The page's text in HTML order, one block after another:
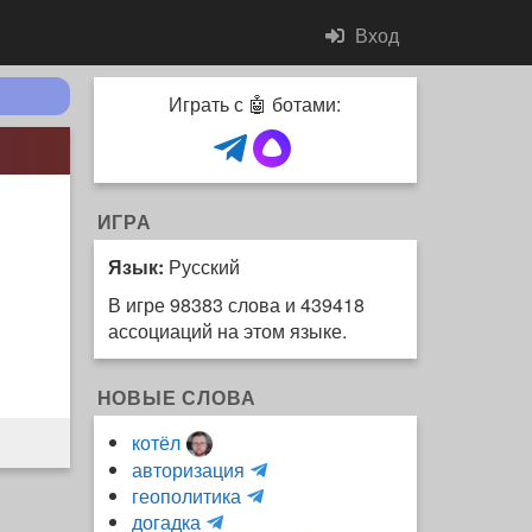
Вход
Играть с 🤖 ботами:
ИГРА
Язык: Русский
В игре 98383 слова и 439418
ассоциаций на этом языке.
НОВЫЕ СЛОВА
котёл
авторизация
и
геополитика
H
догадка
m